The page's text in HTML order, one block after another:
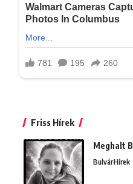
Friss Hírek
Meghalt
BulvárHírek